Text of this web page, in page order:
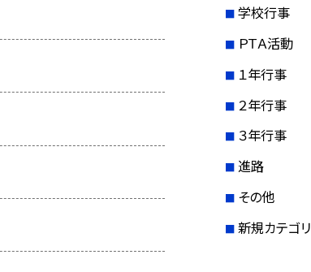
学校行事
ＰＴＡ活動
１年行事
２年行事
３年行事
進路
その他
新規カテゴリ